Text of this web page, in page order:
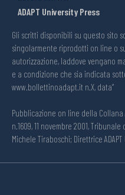
ADAPT University Press
Gli scritti disponibili su questo sito
singolarmente riprodotti on line o
autorizzazione, laddove vengano
e a condizione che sia indicata
www.bollettinoadapt.it n.X, data“
Pubblicazione on line della Collana
n.1609, 11 novembre 2001,
Michele Tiraboschi; Direttrice